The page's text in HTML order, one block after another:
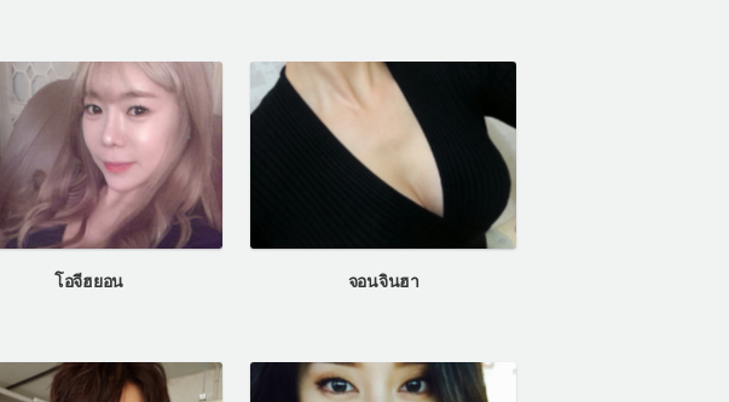
โอจีฮยอน จอนจินฮา